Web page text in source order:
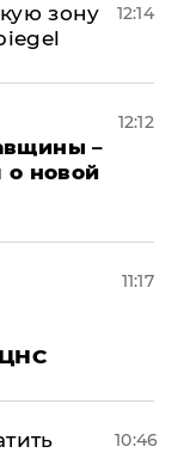
зону
12:14
–
о новой
12:12
11:17
10:46